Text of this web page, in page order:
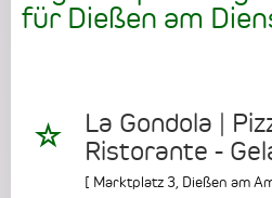
für Dießen am
La Gondola |
Ristorante -
[ Marktplatz 3, Dießen am